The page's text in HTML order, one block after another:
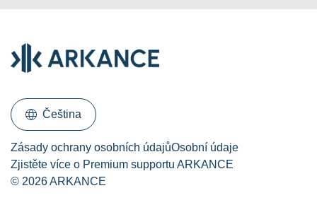
Čeština
Zásady ochrany osobních údajůOsobní údaje
Zjistěte více o Premium supportu ARKANCE
© 2026 ARKANCE